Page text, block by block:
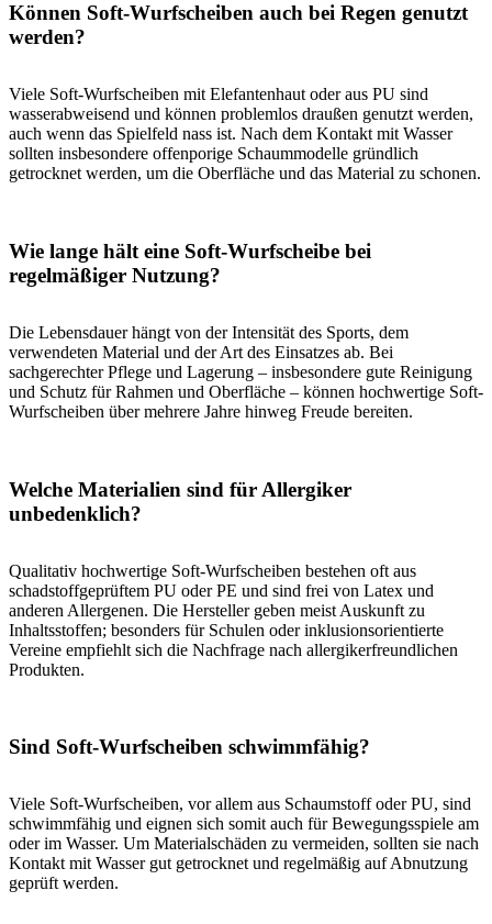
Können Soft-Wurfscheiben auch bei Regen genutzt
werden?
Viele Soft-Wurfscheiben mit Elefantenhaut oder aus PU sind
wasserabweisend und können problemlos draußen genutzt werden,
auch wenn das Spielfeld nass ist. Nach dem Kontakt mit Wasser
sollten insbesondere offenporige Schaummodelle gründlich
getrocknet werden, um die Oberfläche und das Material zu schonen.
Wie lange hält eine Soft-Wurfscheibe bei
regelmäßiger Nutzung?
Die Lebensdauer hängt von der Intensität des Sports, dem
verwendeten Material und der Art des Einsatzes ab. Bei
sachgerechter Pflege und Lagerung – insbesondere gute Reinigung
und Schutz für Rahmen und Oberfläche – können hochwertige Soft-
Wurfscheiben über mehrere Jahre hinweg Freude bereiten.
Welche Materialien sind für Allergiker
unbedenklich?
Qualitativ hochwertige Soft-Wurfscheiben bestehen oft aus
schadstoffgeprüftem PU oder PE und sind frei von Latex und
anderen Allergenen. Die Hersteller geben meist Auskunft zu
Inhaltsstoffen; besonders für Schulen oder inklusionsorientierte
Vereine empfiehlt sich die Nachfrage nach allergikerfreundlichen
Produkten.
Sind Soft-Wurfscheiben schwimmfähig?
Viele Soft-Wurfscheiben, vor allem aus Schaumstoff oder PU, sind
schwimmfähig und eignen sich somit auch für Bewegungsspiele am
oder im Wasser. Um Materialschäden zu vermeiden, sollten sie nach
Kontakt mit Wasser gut getrocknet und regelmäßig auf Abnutzung
geprüft werden.